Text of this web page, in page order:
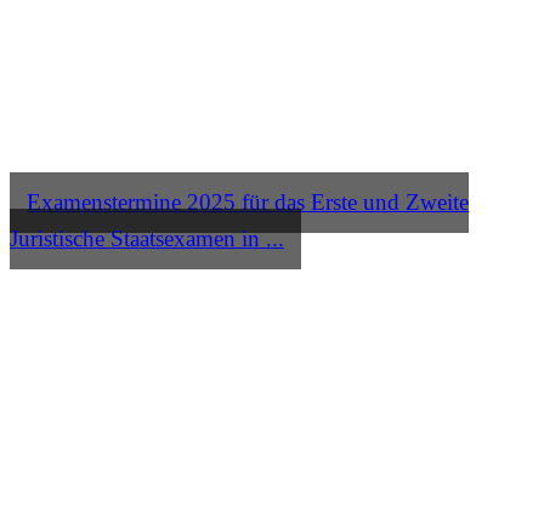
Examenstermine 2025 für das Erste und Zweite
Juristische Staatsexamen in ...